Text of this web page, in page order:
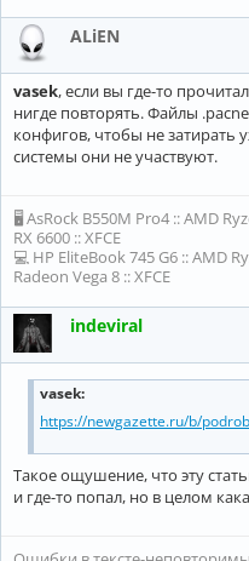
ALiEN
vasek, если вы где-то
нигде повторять. Файлы
конфигов, чтобы не
системы они не участвуют.
🖥 AsRock B550M Pro4 :: AMD
RX 6600 :: XFCE
💻 HP EliteBook 745 G6 :: AMD
Radeon Vega 8 :: XFCE
indeviral
vasek:
https://newgazette.ru/b/
Такое ощушение, что эту
и где-то попал, но в целом